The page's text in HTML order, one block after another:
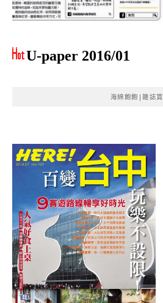
U-paper 2016/01
海綿飽飽|雜誌賞